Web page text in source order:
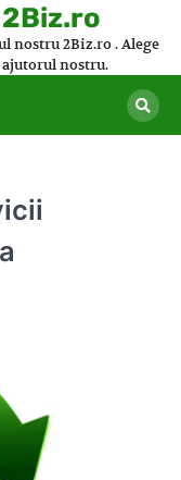
nostru 2Biz.ro . Alege
ajutorul nostru.